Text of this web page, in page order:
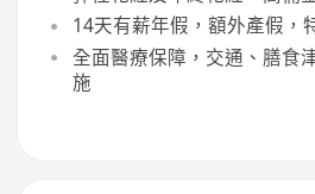
14天有薪年假，額外產假，
全面醫療保障，交通、膳食
施